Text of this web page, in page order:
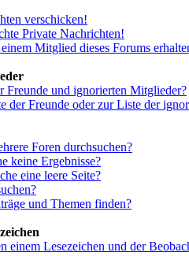
verschicken!
Private Nachrichten!
Mitglied dieses Forums
Freunde und ignorierten Mitglieder?
Freunde oder zur Liste der
Foren durchsuchen?
keine Ergebnisse?
eine leere Seite?
und Themen finden?
einem Lesezeichen und der